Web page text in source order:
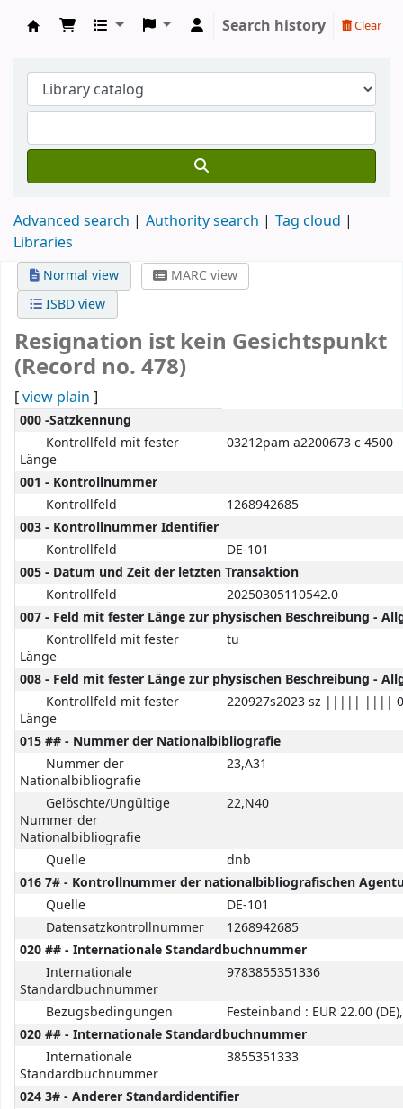
Search history Clear
Advanced search Authority search
Tag cloud
Libraries
Normal view
MARC view
ISBD view
Resignation ist kein Gesichtspunkt
(Record no. 478)
[view plain ]
MARC details
000 -Satzkennung
Kontrollfeld mit fester
Länge
03212pam a2200673 c 4500
001 - Kontrollnummer
Kontrollfeld
1268942685
003 - Kontrollnummer Identifier
Kontrollfeld
DE-101
005 - Datum und Zeit der letzten Transaktion
Kontrollfeld
20250305110542.0
007 - Feld mit fester Länge zur physischen Beschreibung -
Kontrollfeld mit fester
Länge
tu
008 - Feld mit fester Länge zur physischen Beschreibung -
Kontrollfeld mit fester
Länge
220927s2023 sz ||||| ||||
015 ## - Nummer der Nationalbibliografie
Nummer der
Nationalbibliografie
23,A31
Gelöschte/Ungültige
Nummer der
Nationalbibliografie
22,N40
Quelle
dnb
016 7# - Kontrollnummer der nationalbibliografischen
Quelle
DE-101
Datensatzkontrollnummer
1268942685
020 ## - Internationale Standardbuchnummer
Internationale
Standardbuchnummer
9783855351336
Bezugsbedingungen
Festeinband : EUR 22.00
020 ## - Internationale Standardbuchnummer
Internationale
Standardbuchnummer
3855351333
024 3# - Anderer Standardidentifier